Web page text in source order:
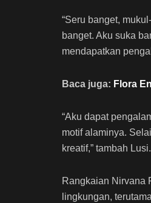
“Seru banget,
banget. Aku suka
mendapatkan
Baca juga: Flora
“Aku dapat
motif alaminya.
kreatif,” tambah Lusi.
Rangkaian Nirvana
lingkungan,